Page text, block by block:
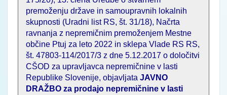
premoženju države in samoupravnih lokalnih
skupnosti (Uradni list RS, št. 31/18), Načrta
ravnanja z nepremičnim premoženjem Mestne
občine Ptuj za leto 2022 in sklepa Vlade RS RS,
št. 47803-114/2017/3 z dne 5.12.2017 o določitvi
CŠOD za upravljavca nepremičnine v lasti
Republike Slovenije, objavljata JAVNO
DRAŽBO za prodajo nepremičnine v lasti